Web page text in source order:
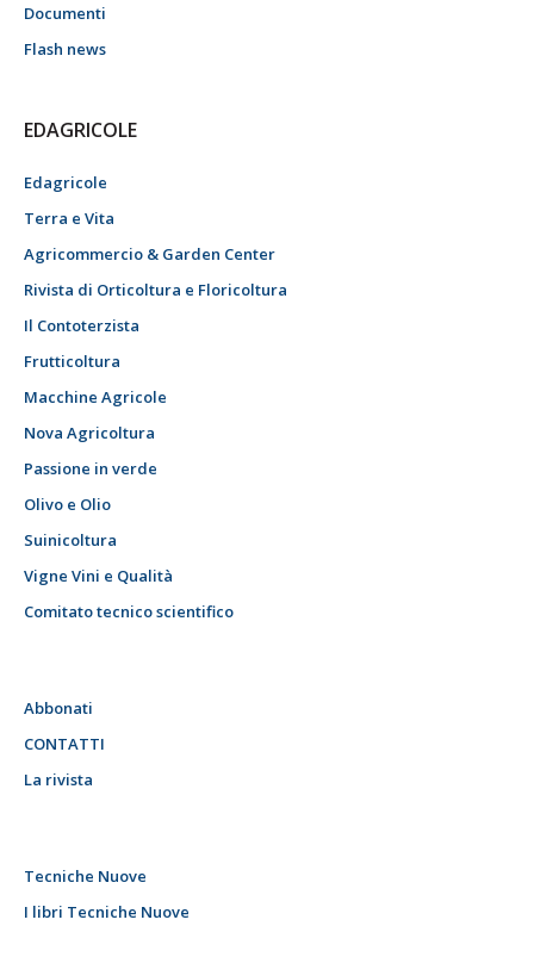
Documenti
Flash news
EDAGRICOLE
Edagricole
Terra e Vita
Agricommercio & Garden Center
Rivista di Orticoltura e Floricoltura
Il Contoterzista
Frutticoltura
Macchine Agricole
Nova Agricoltura
Passione in verde
Olivo e Olio
Suinicoltura
Vigne Vini e Qualità
Comitato tecnico scientifico
Abbonati
CONTATTI
La rivista
Tecniche Nuove
I libri Tecniche Nuove